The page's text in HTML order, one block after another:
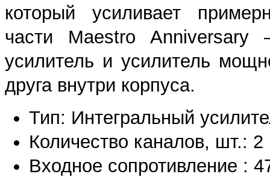
который усиливает
части Maestro Anniversary
усилитель и усилитель
друга внутри корпуса.
Тип: Интегральный
Количество каналов, шт.: 2
Входное сопротивление :